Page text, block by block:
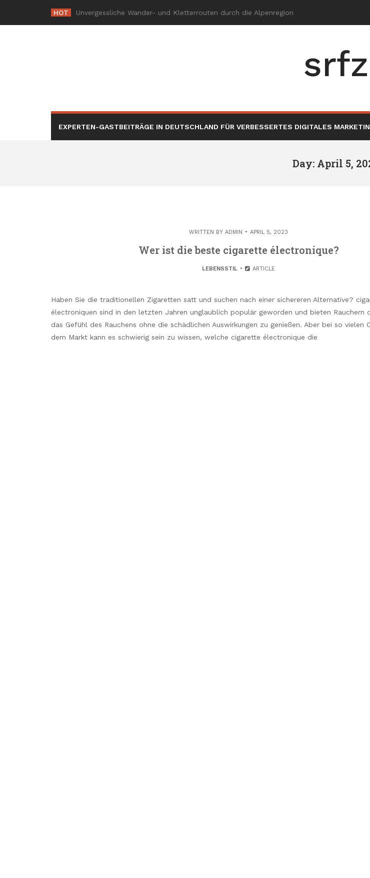
content
HOT -
srfz
EXPERTEN-GASTBEITRÄGE IN DEUTSCHLAND FÜR VERBESSERTES DIGITALES
Day: April 5,
WRITTEN BY ADMIN APRIL 5, 2023
Wer ist die beste cigarette électronique?
LEBENSSTIL ARTICLE
Haben Sie die traditionellen Zigaretten satt und suchen nach einer sichereren Alternative?
électroniquen sind in den letzten Jahren unglaublich populär geworden und bieten Rauchern
das Gefühl des Rauchens ohne die schädlichen Auswirkungen zu genießen. Aber bei so vielen
dem Markt kann es schwierig sein zu wissen, welche cigarette électronique die